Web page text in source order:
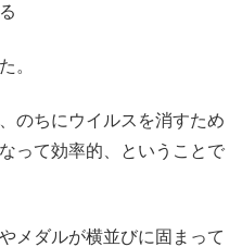
。
のちにウイルスを消すため
って効率的、ということで
メダルが横並びに固まって